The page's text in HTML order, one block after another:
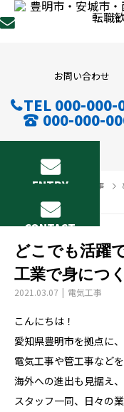
お問い合わせ
TEL 000-000-
000-000-
ENTRY
CONTACT
コラム 電気工事
どこでも活躍
工業で身につ
2021.03.07 電気工事
こんにちは！
愛知県豊明市を拠点に
電気工事や管工事など
海外への進出も見据え
スタッフ一同、日々の